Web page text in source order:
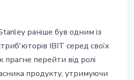
раніше був одним із
IBIT серед своїх
прагне перейти від ролі
продукту, утримуючи